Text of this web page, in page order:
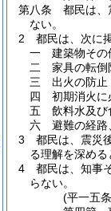
第八条
都民は、
ない。
2
都民は、次に
一
建築物その
二
家具の転倒
三
出火の防止
四
初期消火に
五
飲料水及び
六
避難の経路
3
都民は、震災
る理解を深め
4
都民は、知事
らない。
(平一五